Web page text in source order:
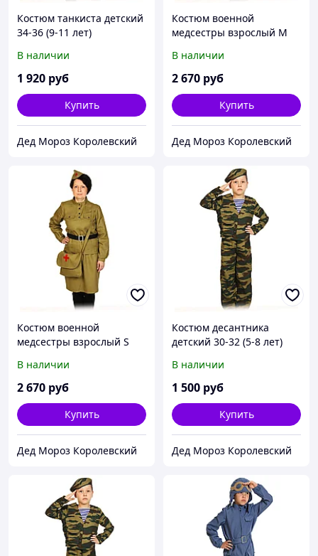
Костюм танкиста детский
34-36 (9-11 лет)
В наличии
1 920 руб
Купить
Дед Мороз Королевский
Костюм военной
медсестры взрослый M
В наличии
2 670 руб
Купить
Дед Мороз Королевский
Костюм военной
медсестры взрослый S
В наличии
2 670 руб
Купить
Дед Мороз Королевский
Костюм десантника
детский 30-32 (5-8 лет)
В наличии
1 500 руб
Купить
Дед Мороз Королевский